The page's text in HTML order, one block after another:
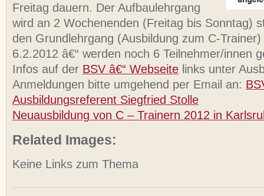
Freitag dauern. Der Aufbaulehrgang
wird an 2 Wochenenden (Freitag bis Sonntag)
den Grundlehrgang (Ausbildung zum C-Trainer)
6.2.2012 â€“ werden noch 6 Teilnehmer/innen
Infos auf der BSV â€“ Webseite links unter
Anmeldungen bitte umgehend per Email an:
Ausbildungsreferent Siegfried Stolle
Neuausbildung von C – Trainern 2012 in
Related Images:
Keine Links zum Thema